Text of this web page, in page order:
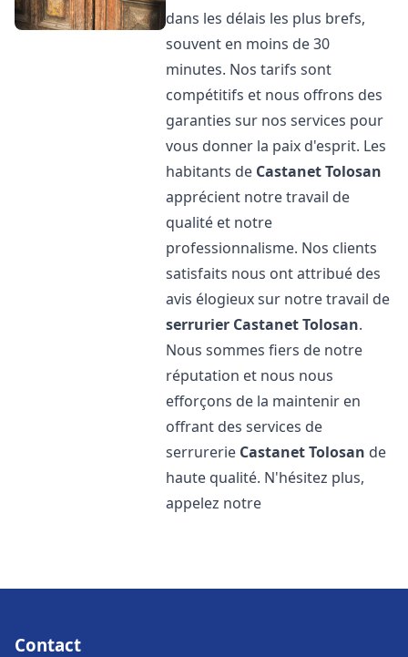
dans les délais les plus brefs,
souvent en moins de 30
minutes. Nos tarifs sont
compétitifs et nous offrons des
garanties sur nos services pour
vous donner la paix d'esprit. Les
habitants de Castanet Tolosan
apprécient notre travail de
qualité et notre
professionnalisme. Nos clients
satisfaits nous ont attribué des
avis élogieux sur notre travail de
serrurier Castanet Tolosan.
Nous sommes fiers de notre
réputation et nous nous
efforçons de la maintenir en
offrant des services de
serrurerie Castanet Tolosan de
haute qualité. N'hésitez plus,
appelez notre
Contact